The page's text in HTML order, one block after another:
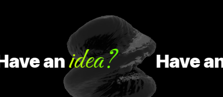
anidea? Havean